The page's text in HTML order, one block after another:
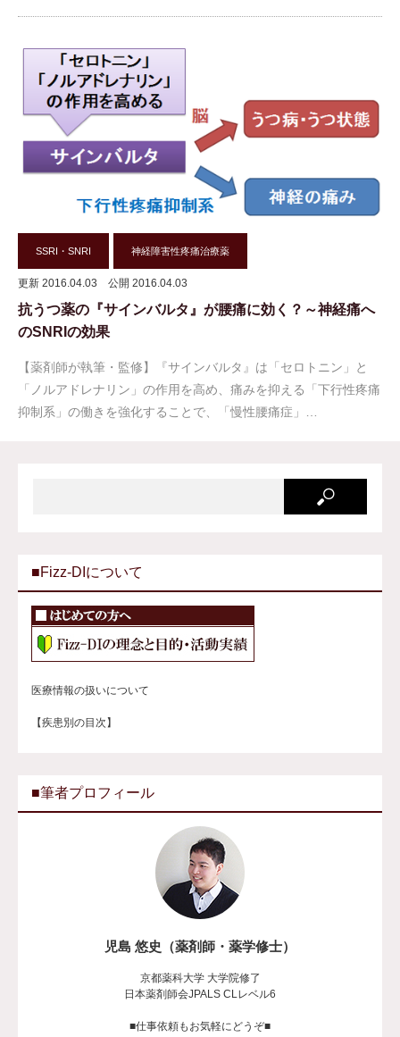
SSRI・SNRI 神経障害性疼痛治療薬
更新 2016.04.03 公開 2016.04.03
抗うつ薬の『サインバルタ』が腰痛に効く？～神経痛へ
のSNRIの効果
【薬剤師が執筆・監修】『サインバルタ』は「セロトニン」と
「ノルアドレナリン」の作用を高め、痛みを抑える「下行性疼痛
抑制系」の働きを強化することで、「慢性腰痛症」…
■Fizz-DIについて
医療情報の扱いについて
【疾患別の目次】
■筆者プロフィール
児島 悠史（薬剤師・薬学修士）
京都薬科大学 大学院修了
日本薬剤師会JPALS CLレベル6
■仕事依頼もお気軽にどうぞ■